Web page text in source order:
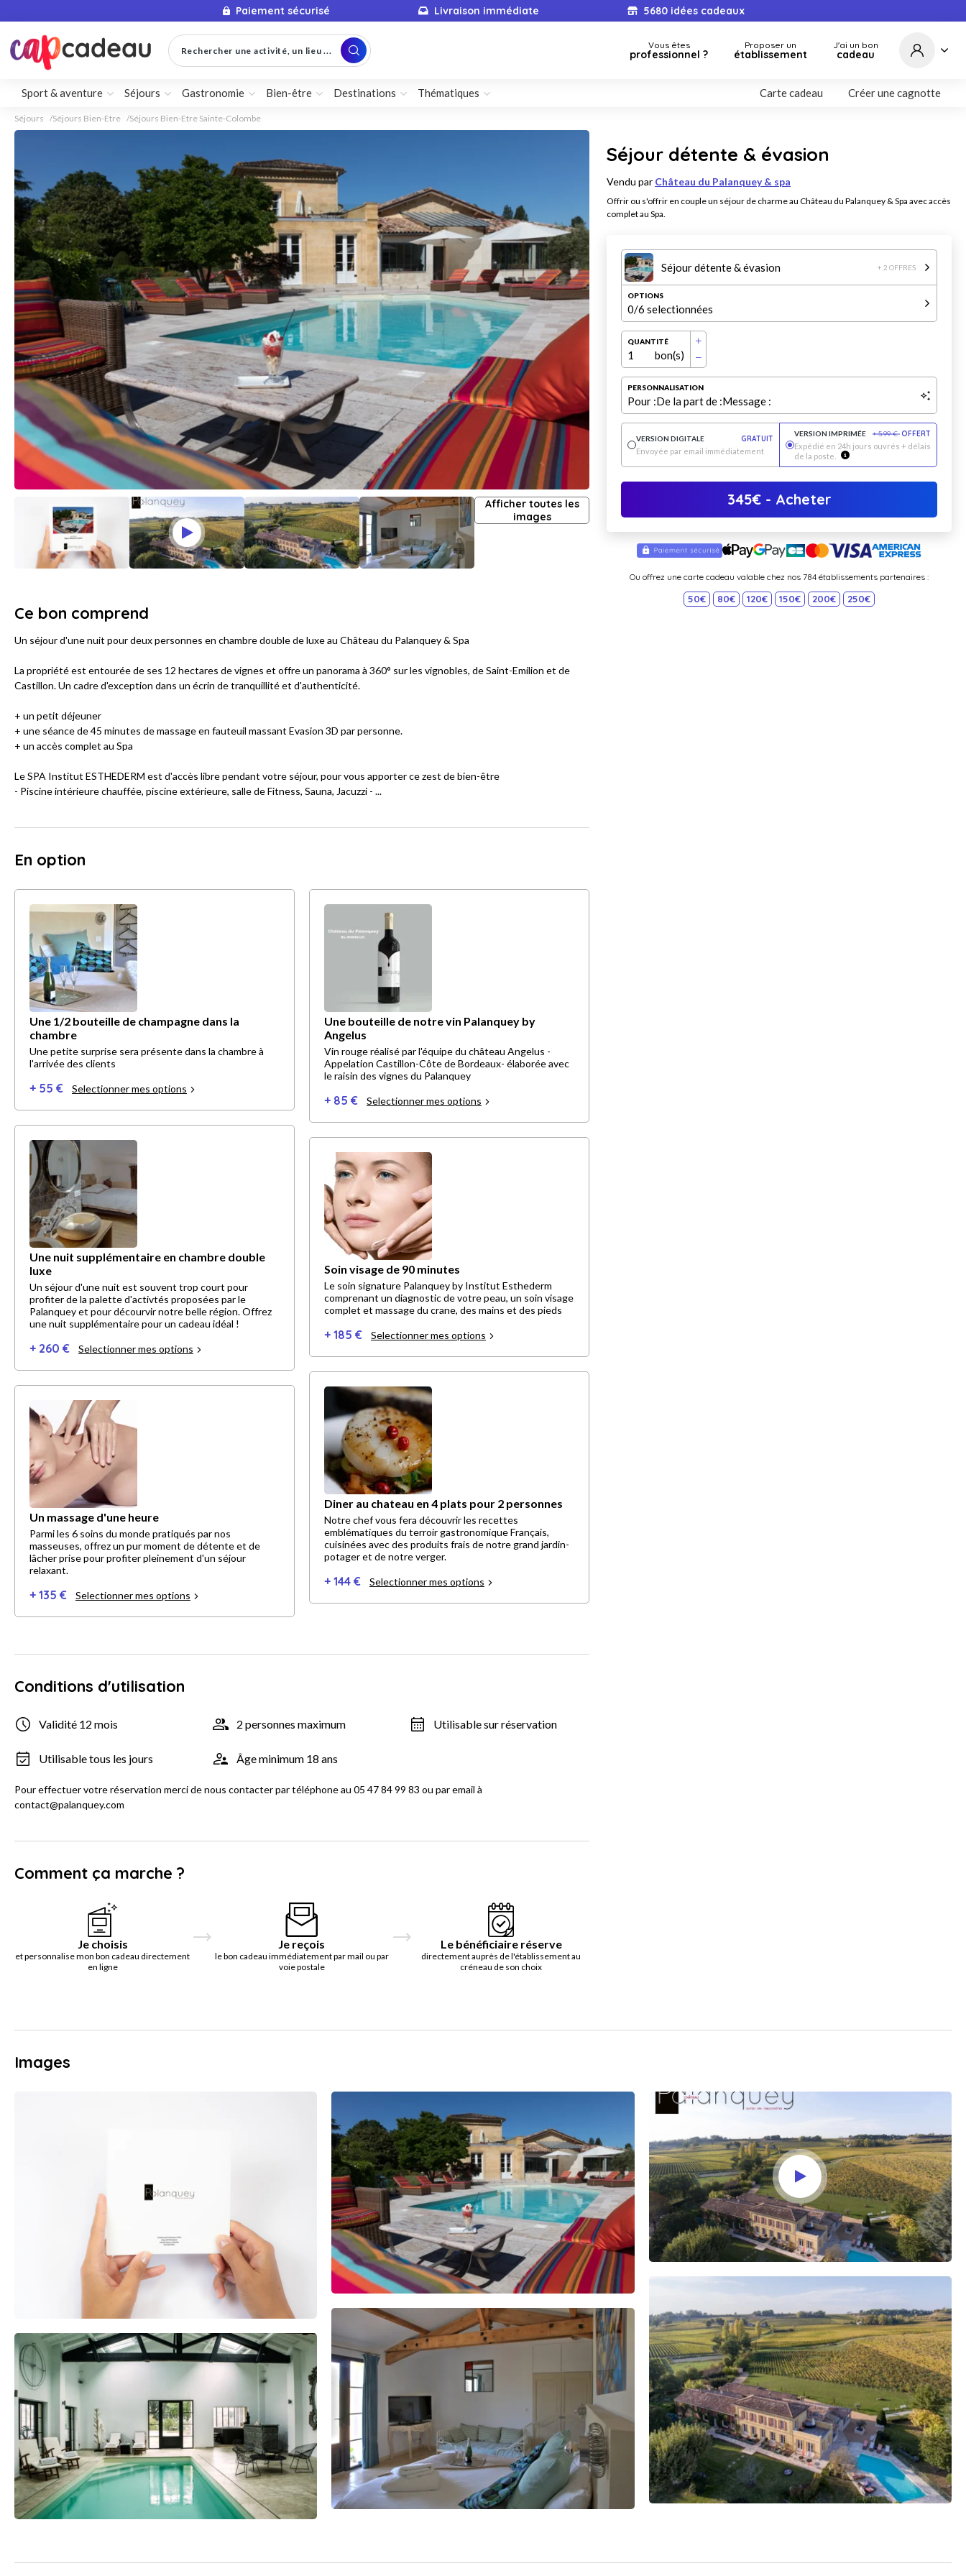
Paiement sécurisé Livraison immédiate 5680idées cadeaux
Rechercher une activité, un lieu ... Vous êtes
professionnel ?
Proposer un
établissement
J'ai un bon
cadeau
Sport & aventure Séjours Gastronomie Bien-être Destinations Thématiques Carte cadeau Créer une cagnotte
Séjours Séjours Bien-Etre Séjours Bien-Etre Sainte-Colombe
Afficher toutes les
images
Séjour détente & évasion
Vendu par Château du Palanquey & spa
Offrir ou s'offrir en couple un séjour de charme au Château du Palanquey & Spa avec accès
complet au Spa.
Séjour détente & évasion + 2 OFFRES
OPTIONS
0/6 selectionnées
QUANTITÉ
1 bon(s)
PERSONNALISATION
Pour :De la part de :Message :
VERSION DIGITALE
GRATUIT
Envoyée par email immédiatement
VERSION IMPRIMÉE +5.99 € OFFERT
Expédié en 24h jours ouvrés + délais
de la poste.
345€- Acheter
Ou offrez une carte cadeau valable chez nos 784 établissements partenaires :
50€ 80€ 120€ 150€ 200€ 250€
Ce bon comprend
Un séjour d'une nuit pour deux personnes en chambre double de luxe au Château du Palanquey & Spa
La propriété est entourée de ses 12 hectares de vignes et offre un panorama à 360° sur les vignobles, de Saint-Emilion et de
Castillon. Un cadre d'exception dans un écrin de tranquillité et d'authenticité.
+ un petit déjeuner
+ une séance de 45 minutes de massage en fauteuil massant Evasion 3D par personne.
+ un accès complet au Spa
Le SPA Institut ESTHEDERM est d'accès libre pendant votre séjour, pour vous apporter ce zest de bien-être
- Piscine intérieure chauffée, piscine extérieure, salle de Fitness, Sauna, Jacuzzi - ...
En option
Une 1/2 bouteille de champagne dans la
chambre
Une petite surprise sera présente dans la chambre à
l'arrivée des clients
+ 55 € Selectionner mes options
Une nuit supplémentaire en chambre double
luxe
Un séjour d'une nuit est souvent trop court pour
profiter de la palette d'activtés proposées par le
Palanquey et pour décourvir notre belle région. Offrez
une nuit supplémentaire pour un cadeau idéal !
+ 260 € Selectionner mes options
Un massage d'une heure
Parmi les 6 soins du monde pratiqués par nos
masseuses, offrez un pur moment de détente et de
lâcher prise pour profiter pleinement d'un séjour
relaxant.
+ 135 € Selectionner mes options
Une bouteille de notre vin Palanquey by
Angelus
Vin rouge réalisé par l'équipe du château Angelus -
Appelation Castillon-Côte de Bordeaux- élaborée avec
le raisin des vignes du Palanquey
+ 85 € Selectionner mes options
Soin visage de 90 minutes
Le soin signature Palanquey by Institut Esthederm
comprenant un diagnostic de votre peau, un soin visage
complet et massage du crane, des mains et des pieds
+ 185 € Selectionner mes options
Diner au chateau en 4 plats pour 2 personnes
Notre chef vous fera découvrir les recettes
emblématiques du terroir gastronomique Français,
cuisinées avec des produits frais de notre grand jardin-
potager et de notre verger.
+ 144 € Selectionner mes options
Conditions d'utilisation
Validité 12 mois 2 personnes maximum Utilisable sur réservation
Utilisable tous les jours Âge minimum 18 ans
Pour effectuer votre réservation merci de nous contacter par téléphone au 05 47 84 99 83 ou par email à
contact@palanquey.com
Comment ça marche ?
Je choisis
et personnalise mon bon cadeau directement
en ligne
Je reçois
le bon cadeau immédiatement par mail ou par
voie postale
Le bénéficiaire réserve
directement auprès de l'établissement au
créneau de son choix
Images